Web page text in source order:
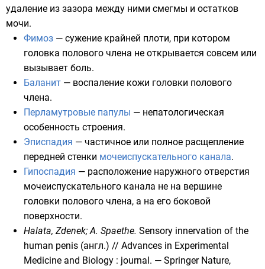
удаление из зазора между ними смегмы и остатков
мочи.
Фимоз — сужение крайней плоти, при котором
головка полового члена не открывается совсем или
вызывает боль.
Баланит — воспаление кожи головки полового
члена.
Перламутровые папулы — непатологическая
особенность строения.
Эписпадия — частичное или полное расщепление
передней стенки мочеиспускательного канала.
Гипоспадия — расположение наружного отверстия
мочеиспускательного канала не на вершине
головки полового члена, а на его боковой
поверхности.
Halata, Zdenek; A. Spaethe. Sensory innervation of the
human penis (англ.) // Advances in Experimental
Medicine and Biology : journal. — Springer Nature,